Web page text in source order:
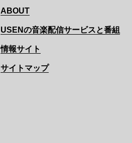
ABOUT
USENの音楽配信サービスと番組
情報サイト
サイトマップ